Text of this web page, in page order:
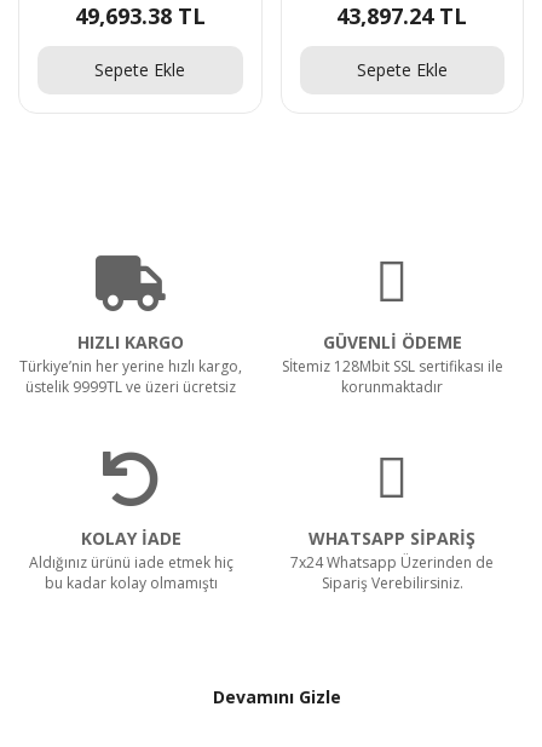
49,693.38 TL
Sepete Ekle
43,897.24 TL
Sepete Ekle
HIZLI KARGO
Türkiye’nin her yerine hızlı kargo,
üstelik 9999TL ve üzeri ücretsiz
GÜVENLİ ÖDEME
Sİtemiz 128Mbit SSL sertifikası ile
korunmaktadır
KOLAY İADE
Aldığınız ürünü iade etmek hiç
bu kadar kolay olmamıştı
WHATSAPP SİPARİŞ
7x24 Whatsapp Üzerinden de
Sipariş Verebilirsiniz.
Devamını Gizle